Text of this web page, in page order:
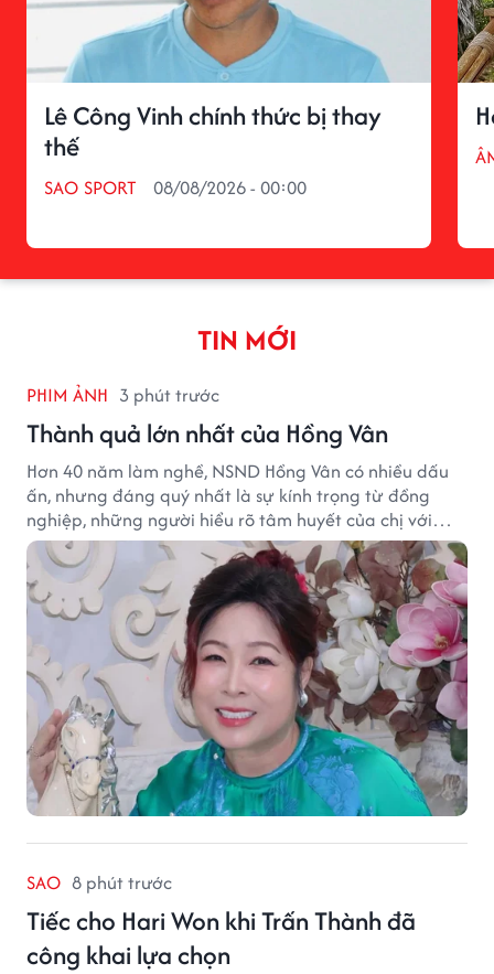
Lê Công Vinh chính thức bị thay
thế
SAO SPORT 08/08/2026 - 00:00
TIN MỚI
PHIM ẢNH 3 phút trước
Thành quả lớn nhất của Hồng Vân
Hơn 40 năm làm nghề, NSND Hồng Vân có nhiều dấu
ấn, nhưng đáng quý nhất là sự kính trọng từ đồng
nghiệp, những người hiểu rõ tâm huyết của chị với
nghệ thuật.
SAO 8 phút trước
Tiếc cho Hari Won khi Trấn Thành đã
công khai lựa chọn